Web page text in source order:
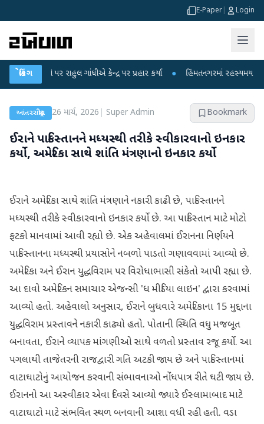
E-Paper Login
બ્રેકિંગ
પર રાહુલ ગાંધીએ કેન્દ્ર પર પ્રહાર કર્યા ● હિંમતનગરમાં રહસ્યમય વાયરસ કે
આંતરરાષ્ટ્રીય 26 માર્ચ, 2026 Super Admin Bookmark
ઈરાને પાકિસ્તાનને મધ્યસ્થી તરીકે સ્વીકારવાનો ઇનકાર
કર્યો, અમેરિકા સાથે શાંતિ મંત્રણાનો ઇનકાર કર્યો
ઈરાને અમેરિકા સાથે શાંતિ મંત્રણાને નકારી કાઢી છે, પાકિસ્તાનને
મધ્યસ્થી તરીકે સ્વીકારવાનો ઇનકાર કર્યો છે. આ પાકિસ્તાન માટે મોટો
ફટકો માનવામાં આવી રહ્યો છે. એક અહેવાલમાં ઈરાનના નિર્ણયને
પાકિસ્તાનના મધ્યસ્થી પ્રયાસોને નબળો પાડતો ગણાવવામાં આવ્યો છે.
અમેરિકા અને ઈરાન યુદ્ધવિરામ પર વિરોધાભાસી સંકેતો આપી રહ્યા છે.
આ દાવો અમેરિકન સમાચાર એજન્સી 'ધ મીડિયા લાઇન' દ્વારા કરવામાં
આવ્યો હતો. અહેવાલો અનુસાર, ઈરાને બુધવારે અમેરિકાના 15 મુદ્દાના
યુદ્ધવિરામ પ્રસ્તાવને નકારી કાઢ્યો હતો. પોતાની સ્થિતિ વધુ મજબૂત
બનાવતા, ઈરાને વ્યાપક માંગણીઓ સાથે વળતો પ્રસ્તાવ રજૂ કર્યો. આ
પગલાથી તાજેતરની રાજદ્વારી ગતિ અટકી જાય છે અને પાકિસ્તાનમાં
વાટાઘાટોનું આયોજન કરવાની સંભાવનાઓ નોંધપાત્ર રીતે ઘટી જાય છે.
ઈરાનનો આ અસ્વીકાર એવા દિવસે આવ્યો જ્યારે ઈસ્લામાબાદ માટે
વાટાઘાટો માટે સંભવિત સ્થળ બનવાની આશા વધી રહી હતી. વડા